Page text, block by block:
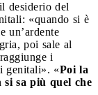
desiderio del
«quando si è
un’ardente
poi sale al
i
genitali». «Poi la
sa più quel che